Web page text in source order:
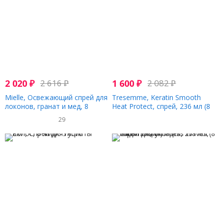
2 020 ₽ 2 616₽
Mielle, Освежающий спрей для
локонов, гранат и мед, 8
жидких унций (240 мл)
29
1 600₽ 2 082₽
Tresemme, Keratin Smooth
Heat Protect, спрей, 236 мл (8